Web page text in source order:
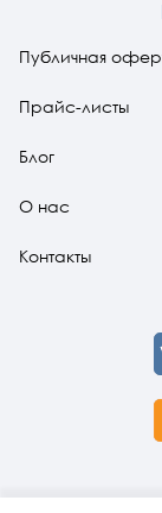
Публичная
Прайс-листы
Блог
О нас
Контакты